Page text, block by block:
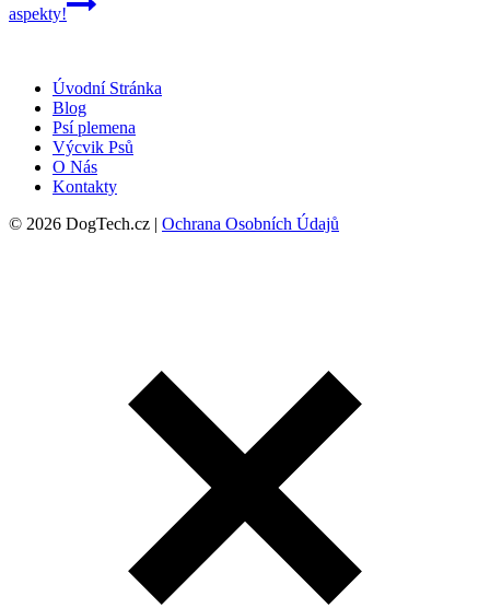
aspekty!
Úvodní Stránka
Blog
Psí plemena
Výcvik Psů
O Nás
Kontakty
© 2026 DogTech.cz | Ochrana Osobních Údajů